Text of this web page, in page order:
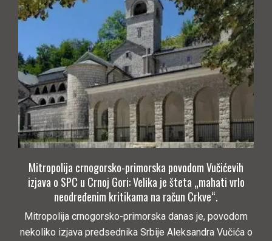
Mitropolija crnogorsko-primorska povodom Vučićevih
izjava o SPC u Crnoj Gori: Velika je šteta „mahati vrlo
neodređenim kritikama na račun Crkve“.
Mitropolija crnogorsko-primorska danas je, povodom
nekoliko izjava predsednika Srbije Aleksandra Vučića o